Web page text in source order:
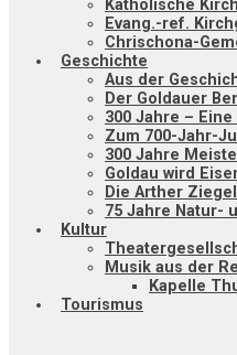
Katholische
Evang.-ref.
Chrischona-
Geschichte
Aus der
Der Goldauer
300 Jahre –
Zum 700-Jahr-
300 Jahre
Goldau wird
Die Arther
75 Jahre Natur-
Kultur
Musik aus der
Kapelle
Tourismus